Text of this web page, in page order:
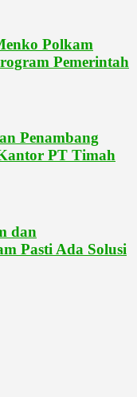
Polkam
Pemerintah
Penambang
PT Timah
dan
Pasti Ada Solusi